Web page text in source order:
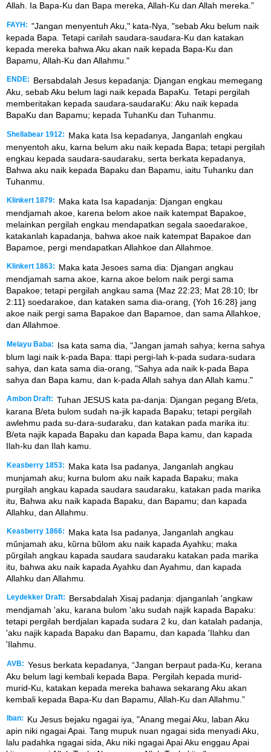
Allah. Ia Bapa-Ku dan Bapa mereka, Allah-Ku dan Allah mereka.”
FAYH: "Jangan menyentuh Aku," kata-Nya, "sebab Aku belum naik
kepada Bapa. Tetapi carilah saudara-saudara-Ku dan katakan
kepada mereka bahwa Aku akan naik kepada Bapa-Ku dan
Bapamu, Allah-Ku dan Allahmu."
ENDE:
Bersabdalah Jesus kepadanja: Djangan engkau memegang
Aku, sebab Aku belum lagi naik kepada BapaKu. Tetapi pergilah
memberitakan kepada saudara-saudaraKu: Aku naik kepada
BapaKu dan Bapamu; kepada TuhanKu dan Tuhanmu.
Shellabear 1912:
Maka kata Isa kepadanya, Janganlah engkau
menyentoh aku, karna belum aku naik kepada Bapa; tetapi pergilah
engkau kepada saudara-saudaraku, serta berkata kepadanya,
Bahwa aku naik kepada Bapaku dan Bapamu, iaitu Tuhanku dan
Tuhanmu.
Klinkert 1879:
Maka kata Isa kapadanja: Djangan engkau
mendjamah akoe, karena belom akoe naik katempat Bapakoe,
melainkan pergilah engkau mendapatkan segala saoedarakoe,
katakanlah kapadanja, bahwa akoe naik katempat Bapakoe dan
Bapamoe, pergi mendapatkan Allahkoe dan Allahmoe.
Klinkert 1863:
Maka kata Jesoes sama dia: Djangan angkau
mendjamah sama akoe, karna akoe belom naik pergi sama
Bapakoe; tetapi pergilah angkau sama {Maz 22:23; Mat 28:10; Ibr
2:11} soedarakoe, dan kataken sama dia-orang, {Yoh 16:28} jang
akoe naik pergi sama Bapakoe dan Bapamoe, dan sama Allahkoe,
dan Allahmoe.
Melayu Baba:
Isa kata sama dia, "Jangan jamah sahya; kerna sahya
blum lagi naik k-pada Bapa: ttapi pergi-lah k-pada sudara-sudara
sahya, dan kata sama dia-orang, "Sahya ada naik k-pada Bapa
sahya dan Bapa kamu, dan k-pada Allah sahya dan Allah kamu."
Ambon Draft: Tuhan JESUS kata pa-danja: Djangan pegang B/eta,
karana B/eta bulom sudah na-jik kapada Bapaku; tetapi pergilah
awlehmu pada su-dara-sudaraku, dan katakan pada marika itu:
B/eta najik kapada Bapaku dan kapada Bapa kamu, dan kapada
Ilah-ku dan Ilah kamu.
Keasberry 1853:
Maka kata Isa padanya, Janganlah angkau
munjamah aku; kurna bulom aku naik kapada Bapaku; maka
purgilah angkau kapada saudara saudaraku, katakan pada marika
itu, Bahwa aku naik kapada Bapaku, dan Bapamu; dan kapada
Allahku, dan Allahmu.
Keasberry 1866:
Maka kata Isa padanya, Janganlah angkau
mŭnjamah aku, kŭrna bŭlom aku naik kapada Ayahku; maka
pŭrgilah angkau kapada saudara saudaraku katakan pada marika
itu, bahwa aku naik kapada Ayahku dan Ayahmu, dan kapada
Allahku dan Allahmu.
Leydekker Draft:
Bersabdalah Xisaj padanja: djanganlah 'angkaw
mendjamah 'aku, karana bulom 'aku sudah najik kapada Bapaku:
tetapi pergilah berdjalan kapada sudara 2 ku, dan katalah padanja,
'aku najik kapada Bapaku dan Bapamu, dan kapada 'Ilahku dan
'Ilahmu.
AVB: Yesus berkata kepadanya, “Jangan berpaut pada-Ku, kerana
Aku belum lagi kembali kepada Bapa. Pergilah kepada murid-
murid-Ku, katakan kepada mereka bahawa sekarang Aku akan
kembali kepada Bapa-Ku dan Bapamu, Allah-Ku dan Allahmu.”
Iban:
Ku Jesus bejaku ngagai iya, "Anang megai Aku, laban Aku
apin niki ngagai Apai. Tang mupuk nuan ngagai sida menyadi Aku,
lalu padahka ngagai sida, Aku niki ngagai Apai Aku enggau Apai